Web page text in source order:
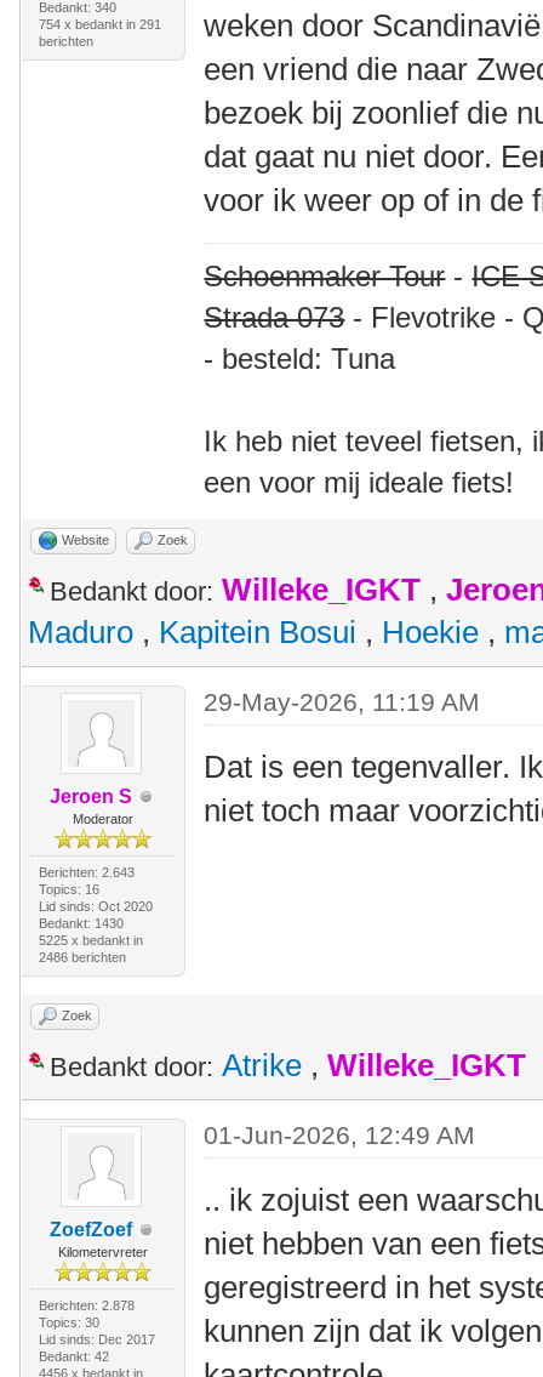
Bedankt: 340
754 x bedankt in 291
berichten
weken door
een vriend die naar
bezoek bij zoonlief die
dat gaat nu niet door.
voor ik weer op of in de
Schoenmaker Tour-ICE
Strada 073- Flevotrike -
- besteld: Tuna
Ik heb niet teveel fietsen,
een voor mij ideale fiets!
Website Zoek
Bedankt door: Willeke_IGKT ,
Maduro , Kapitein Bosui , Hoekie ,
Jeroen S
Moderator
Berichten: 2.643
Topics: 16
Lid sinds: Oct 2020
Bedankt: 1430
5225 x bedankt in
2486 berichten
29-May-2026, 11:19 AM
Dat is een tegenvaller.
niet toch maar
Zoek
Bedankt door: Atrike , Willeke_IGKT
ZoefZoef
Kilometervreter
Berichten: 2.878
Topics: 30
Lid sinds: Dec 2017
Bedankt: 42
4456 x bedankt in
01-Jun-2026, 12:49 AM
.. ik zojuist een
niet hebben van een
geregistreerd in het
kunnen zijn dat ik